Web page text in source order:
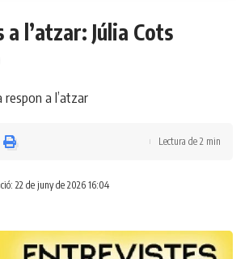
l’atzar: Júlia Cots
a l’atzar
22 de juny de 2026 16:04
Lectura de 2 min